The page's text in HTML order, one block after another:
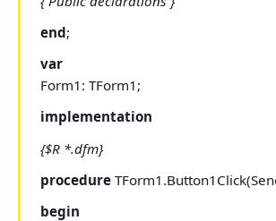
end;
var
Form1: TForm1;
implementation
{$R *.dfm}
procedure
begin